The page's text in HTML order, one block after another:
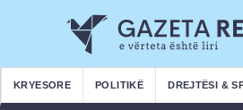
KRYESORE POLITIKË DREJTËSI &